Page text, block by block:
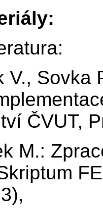
V., Sovka
ČVUT,
M.: